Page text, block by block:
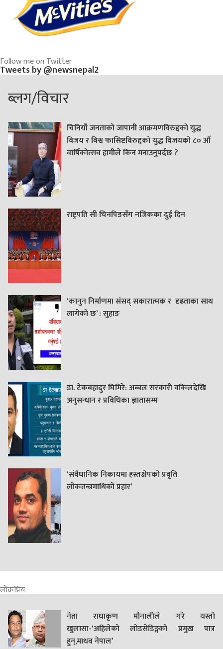
Follow me on Twitter
Tweets by @newsnepal2
ब्लग/विचार
चिनियाँ जनताको जापानी आक्रमणविरुद्दको युद्ध
विजय र विश्व फासिष्टविरुद्दको युद्ध विजयको ८० औं
वार्षिकोत्सव हामीले किन मनाउनुपर्दछ ?
राष्ट्रपति सी चिनपिङसँग नजिकका दुई दिन
‘कानुन निर्माणमा संसद् सकारात्मक र दृढताका साथ
लागेको छ’ : सुहाङ
डा. टेकबहादुर घिमिरे: अब्बल सरकारी वकिलदेखि
अनुसन्धान र प्रविधिका ज्ञातासम्म
‘संवैधानिक निकायमा हस्तक्षेपको प्रवृति
लोकतन्त्रमाथिको प्रहार’
लोक्रप्रिय
नेता राधाकृण मौनालीले गरे यस्तो
खुलासा-‘अहिलेको लोडसेडिङ्गको प्रमुख पात्र
हुन्,माधव नेपाल’